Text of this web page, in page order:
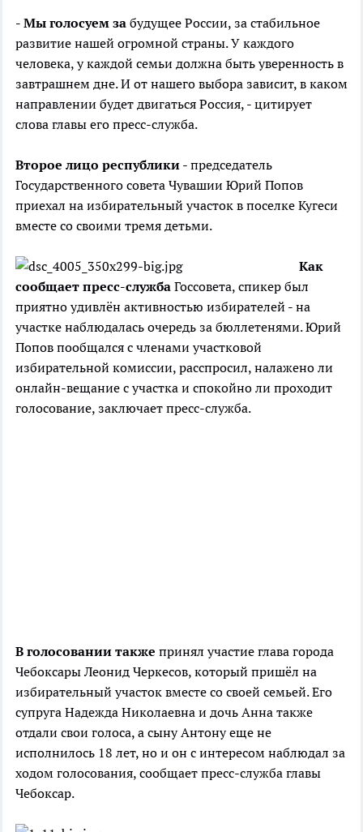
- Мы голосуем за будущее России, за стабильное
развитие нашей огромной страны. У каждого
человека, у каждой семьи должна быть уверенность в
завтрашнем дне. И от нашего выбора зависит, в каком
направлении будет двигаться Россия, - цитирует
слова главы его пресс-служба.
Второе лицо республики - председатель
Государственного совета Чувашии Юрий Попов
приехал на избирательный участок в поселке Кугеси
вместе со своими тремя детьми.
Как
сообщает пресс-служба Госсовета, спикер был
приятно удивлён активностью избирателей - на
участке наблюдалась очередь за бюллетенями. Юрий
Попов пообщался с членами участковой
избирательной комиссии, расспросил, налажено ли
онлайн-вещание с участка и спокойно ли проходит
голосование, заключает пресс-служба.
В голосовании также принял участие глава города
Чебоксары Леонид Черкесов, который пришёл на
избирательный участок вместе со своей семьей. Его
супруга Надежда Николаевна и дочь Анна также
отдали свои голоса, а сыну Антону еще не
исполнилось 18 лет, но и он с интересом наблюдал за
ходом голосования, сообщает пресс-служба главы
Чебоксар.